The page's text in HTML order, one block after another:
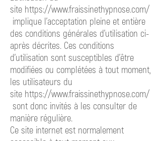
site https://www.fraissinethypnose.com/
implique l’acceptation pleine et entière
des conditions générales d’utilisation ci-
après décrites. Ces conditions
d’utilisation sont susceptibles d’être
modifiées ou complétées à tout moment,
les utilisateurs du
site https://www.fraissinethypnose.com/
sont donc invités à les consulter de
manière régulière.
Ce site internet est normalement